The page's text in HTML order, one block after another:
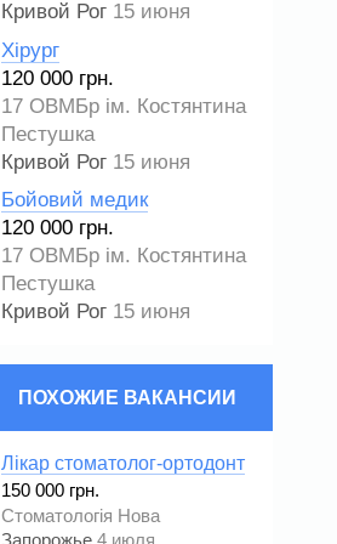
Кривой Рог 15 июня
Хірург
120 000 грн.
17 ОВМБр ім. Костянтина
Пестушка
Кривой Рог 15 июня
Бойовий медик
120 000 грн.
17 ОВМБр ім. Костянтина
Пестушка
Кривой Рог 15 июня
ПОХОЖИЕ ВАКАНСИИ
Лікар стоматолог-ортодонт
150 000 грн.
Стоматологія Нова